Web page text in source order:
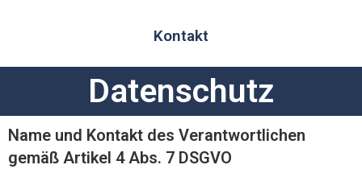
Kontakt
Datenschutz
Name und Kontakt des Verantwortlichen
gemäß Artikel 4 Abs. 7 DSGVO